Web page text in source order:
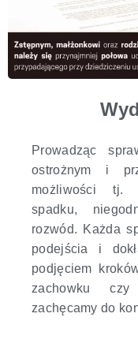
Prowadząc
ostrożnym i
możliwości tj.
spadku,
rozwód. Każda
podejścia i
podjęciem
zachowku czy
zachęcamy do